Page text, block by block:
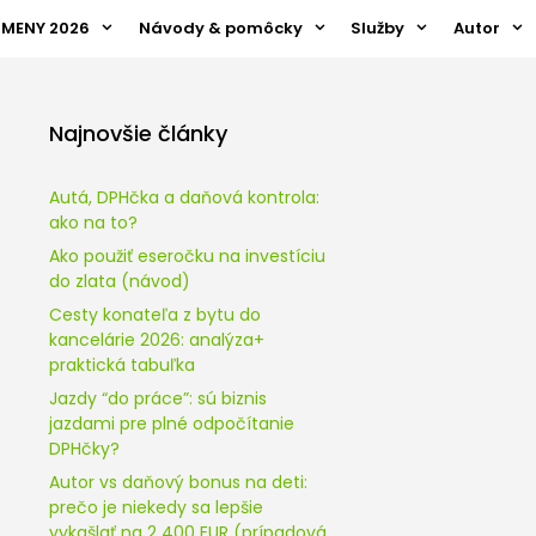
2026 Návody & pomôcky Služby Autor
Najnovšie články
Autá, DPHčka a daňová kontrola:
ako na to?
Ako použiť eseročku na investíciu
do zlata (návod)
Cesty konateľa z bytu do
kancelárie 2026: analýza+
praktická tabuľka
Jazdy “do práce”: sú biznis
jazdami pre plné odpočítanie
DPHčky?
Autor vs daňový bonus na deti:
prečo je niekedy sa lepšie